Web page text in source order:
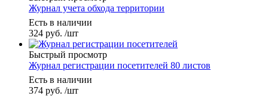
Журнал учета обхода территории
Есть в наличии
324 руб. /шт
Быстрый просмотр
Журнал регистрации посетителей 80 листов
Есть в наличии
374 руб. /шт